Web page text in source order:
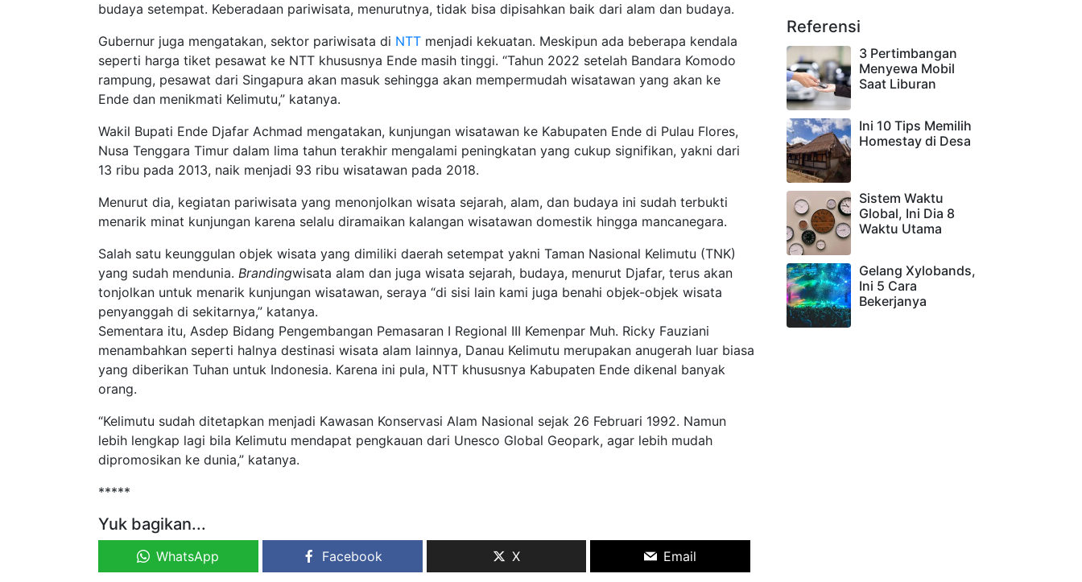
budaya setempat. Keberadaan pariwisata, menurutnya, tidak bisa dipisahkan baik dari alam dan budaya.
Gubernur juga mengatakan, sektor pariwisata di NTT menjadi kekuatan. Meskipun ada beberapa kendala
seperti harga tiket pesawat ke NTT khususnya Ende masih tinggi. “Tahun 2022 setelah Bandara Komodo
rampung, pesawat dari Singapura akan masuk sehingga akan mempermudah wisatawan yang akan ke
Ende dan menikmati Kelimutu,” katanya.
Wakil Bupati Ende Djafar Achmad mengatakan, kunjungan wisatawan ke Kabupaten Ende di Pulau Flores,
Nusa Tenggara Timur dalam lima tahun terakhir mengalami peningkatan yang cukup signifikan, yakni dari
13 ribu pada 2013, naik menjadi 93 ribu wisatawan pada 2018.
Menurut dia, kegiatan pariwisata yang menonjolkan wisata sejarah, alam, dan budaya ini sudah terbukti
menarik minat kunjungan karena selalu diramaikan kalangan wisatawan domestik hingga mancanegara.
Salah satu keunggulan objek wisata yang dimiliki daerah setempat yakni Taman Nasional Kelimutu (TNK)
yang sudah mendunia. Brandingwisata alam dan juga wisata sejarah, budaya, menurut Djafar, terus akan
tonjolkan untuk menarik kunjungan wisatawan, seraya “di sisi lain kami juga benahi objek-objek wisata
penyanggah di sekitarnya,” katanya.
Sementara itu, Asdep Bidang Pengembangan Pemasaran I Regional III Kemenpar Muh. Ricky Fauziani
menambahkan seperti halnya destinasi wisata alam lainnya, Danau Kelimutu merupakan anugerah luar biasa
yang diberikan Tuhan untuk Indonesia. Karena ini pula, NTT khususnya Kabupaten Ende dikenal banyak
orang.
“Kelimutu sudah ditetapkan menjadi Kawasan Konservasi Alam Nasional sejak 26 Februari 1992. Namun
lebih lengkap lagi bila Kelimutu mendapat pengkauan dari Unesco Global Geopark, agar lebih mudah
dipromosikan ke dunia,” katanya.
*****
Yuk bagikan...
WhatsApp Facebook X Email
Referensi
3 Pertimbangan
Menyewa Mobil
Saat Liburan
Ini 10 Tips Memilih
Homestay di Desa
Sistem Waktu
Global, Ini Dia 8
Waktu Utama
Gelang Xylobands,
Ini 5 Cara
Bekerjanya